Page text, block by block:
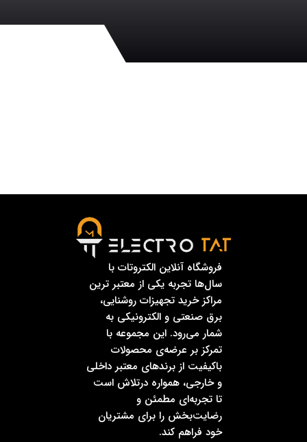
فروشگاه آنلاین الکتروتات با
سال‌ها تجربه یکی از معتبر ترین
مراکز خرید تجهیزات روشنایی،
برق صنعتی و الکترونیکی به
شمار می‌رود. این مجموعه با
تمرکز بر عرضه‌ی محصولات
باکیفیت از برندهای معتبر داخلی
و خارجی، همواره درتلاش است
تا تجربه‌ای مطمئن و
رضایت‌بخش را برای مشتریان
خود فراهم کند.